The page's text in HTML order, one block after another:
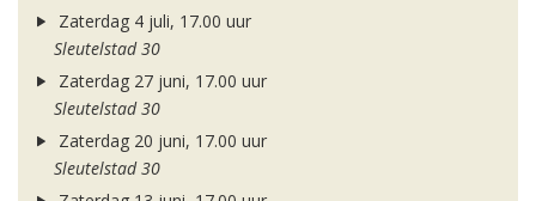
Zaterdag 4 juli, 17.00 uur
Sleutelstad 30
Zaterdag 27 juni, 17.00 uur
Sleutelstad 30
Zaterdag 20 juni, 17.00 uur
Sleutelstad 30